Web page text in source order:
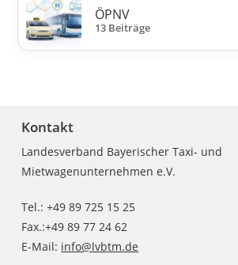
ÖPNV
13 Beiträge
Kontakt
Landesverband Bayerischer Taxi- und
Mietwagenunternehmen e.V.
Tel.: +49 89 725 15 25
Fax.:+49 89 77 24 62
E-Mail: info@lvbtm.de